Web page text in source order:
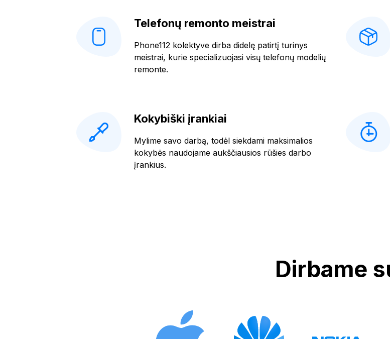
Telefonų remonto meistrai
Phone112 kolektyve dirba didelę patirtį turinys
meistrai, kurie specializuojasi visų telefonų modelių
remonte.
Kokybiški įrankiai
Mylime savo darbą, todėl siekdami maksimalios
kokybės naudojame aukščiausios rūšies darbo
įrankius.
Dirbame